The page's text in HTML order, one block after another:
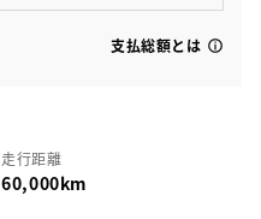
支払総額とは
走行距離
60,000km